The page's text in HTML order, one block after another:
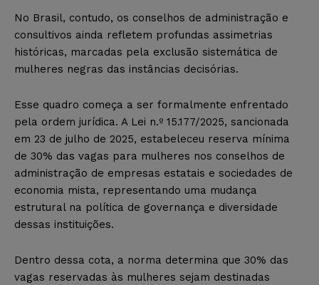
No Brasil, contudo, os conselhos de administração e
consultivos ainda refletem profundas assimetrias
históricas, marcadas pela exclusão sistemática de
mulheres negras das instâncias decisórias.
Esse quadro começa a ser formalmente enfrentado
pela ordem jurídica. A Lei n.º 15.177/2025, sancionada
em 23 de julho de 2025, estabeleceu reserva mínima
de 30% das vagas para mulheres nos conselhos de
administração de empresas estatais e sociedades de
economia mista, representando uma mudança
estrutural na política de governança e diversidade
dessas instituições.
Dentro dessa cota, a norma determina que 30% das
vagas reservadas às mulheres sejam destinadas